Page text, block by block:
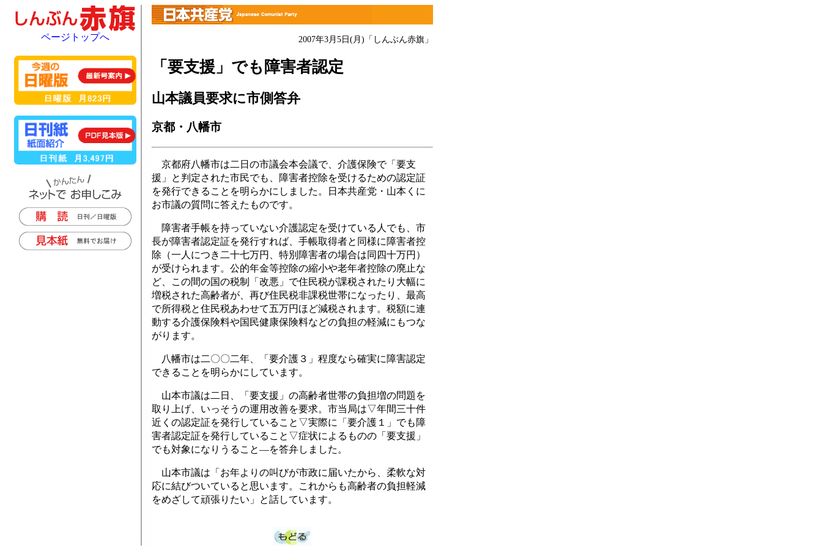
2007年3月5日(月) 「しんぶん赤旗」
「要支援」でも障害者認定
山本議員要求に市側答弁
京都・八幡市
京都府八幡市は二日の市議会本会議で、介護保険で「要支
援」と判定された市民でも、障害者控除を受けるための認定証
を発行できることを明らかにしました。日本共産党・山本くに
お市議の質問に答えたものです。
障害者手帳を持っていない介護認定を受けている人でも、市
長が障害者認定証を発行すれば、手帳取得者と同様に障害者控
除（一人につき二十七万円、特別障害者の場合は同四十万円）
が受けられます。公的年金等控除の縮小や老年者控除の廃止な
ど、この間の国の税制「改悪」で住民税が課税されたり大幅に
増税された高齢者が、再び住民税非課税世帯になったり、最高
で所得税と住民税あわせて五万円ほど減税されます。税額に連
動する介護保険料や国民健康保険料などの負担の軽減にもつな
がります。
八幡市は二〇〇二年、「要介護３」程度なら確実に障害認定
できることを明らかにしています。
山本市議は二日、「要支援」の高齢者世帯の負担増の問題を
取り上げ、いっそうの運用改善を要求。市当局は▽年間三十件
近くの認定証を発行していること▽実際に「要介護１」でも障
害者認定証を発行していること▽症状によるものの「要支援」
でも対象になりうること―を答弁しました。
山本市議は「お年よりの叫びが市政に届いたから、柔軟な対
応に結びついていると思います。これからも高齢者の負担軽減
をめざして頑張りたい」と話しています。
ページトップへ